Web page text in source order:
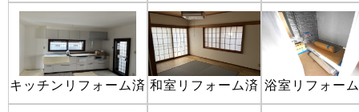
キッチンリフォーム済 和室リフォーム済 浴室リフォー